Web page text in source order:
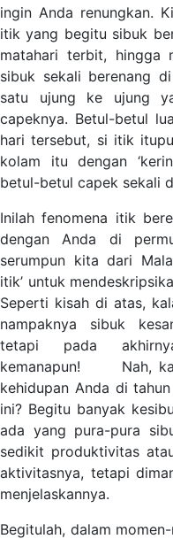
ingin Anda renungkan.
itik yang begitu sibuk
matahari terbit,
sibuk sekali berenang
satu ujung ke ujung
capeknya. Betul-betul
hari tersebut, si itik
kolam itu dengan
betul-betul capek sekali
Inilah fenomena itik
dengan Anda di
serumpun kita dari
itik’ untuk
Seperti kisah di atas,
nampaknya sibuk
tetapi pada
kemanapun! Nah,
kehidupan Anda di
ini? Begitu banyak
ada yang pura-pura
sedikit produktivitas
aktivitasnya, tetapi
menjelaskannya.
Begitulah, dalam